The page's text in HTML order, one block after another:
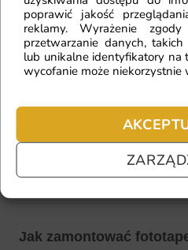
poprawić jakość
reklamy. Wyrażenie
przetwarzanie danych,
lub unikalne identyfikatory na
wycofanie może niekorzystnie
fototapetę?
zamówienia?
Czy mogę zwrócić
Jak zamontować